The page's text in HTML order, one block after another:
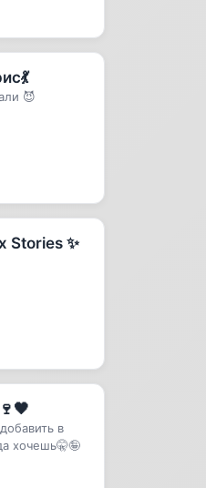
😈
Stories ✨
в
хочешь🤫🤪